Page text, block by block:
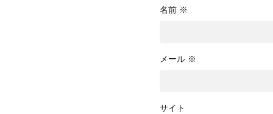
名前 ※
メール ※
サイト